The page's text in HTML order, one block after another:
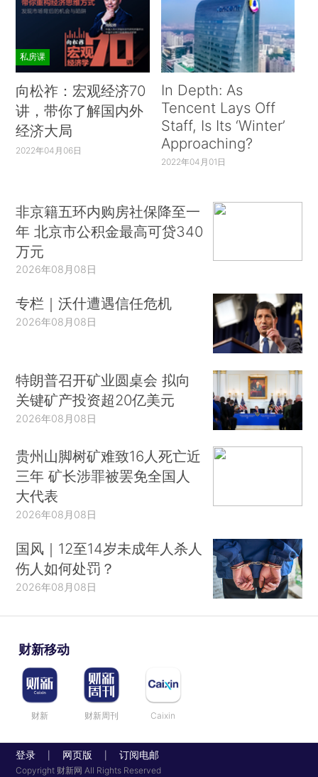
私房课
向松祚：宏观经济70
讲，带你了解国内外
经济大局
2022年04月06日
In Depth: As
Tencent Lays Off
Staff, Is Its ‘Winter’
Approaching?
2022年04月01日
非京籍五环内购房社保降至一
年 北京市公积金最高可贷340
万元
2026年08月08日
专栏｜沃什遭遇信任危机
2026年08月08日
特朗普召开矿业圆桌会 拟向
关键矿产投资超20亿美元
2026年08月08日
贵州山脚树矿难致16人死亡近
三年 矿长涉罪被罢免全国人
大代表
2026年08月08日
国风｜12至14岁未成年人杀人
伤人如何处罚？
2026年08月08日
财新移动
财新 财新周刊 Caixin
登录 网页版 订阅电邮
Copyright 财新网 All Rights Reserved